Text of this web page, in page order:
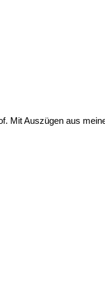
Mit Auszügen aus